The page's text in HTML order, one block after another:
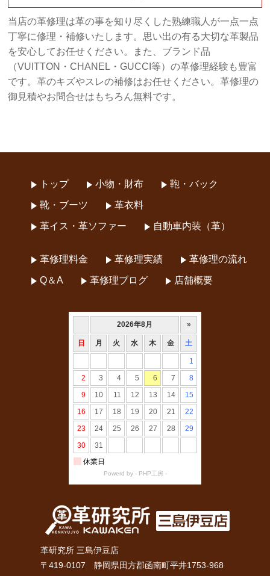
当店の革修理は革の事を知り尽くした熟練職人が一点一点
丁寧に修理・補修いたします。思い出の有る大切な革製品
を安心してお任せください。また、ブランド品
（VUITTON・CHANEL・GUCCI等）の革修理経験も豊富
です。革のキズやスレの補修はお任せください。革修理の
御見積やお問合せはもちろん無料です。
トップ 小物・財布 鞄・バック
靴・ブーツ 革衣料
革イス・革ソファー 自動車内装（革）
革修理料金 革修理実績 革修理の流れ
Q＆A 革修理ブログ 店舗概要
革研究所 三島伊豆店
〒419-0107 静岡県田方郡函南町平井1753-968